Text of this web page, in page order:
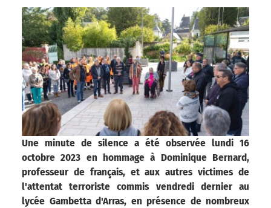
Une minute de silence a été observée lundi 16
octobre 2023 en hommage à Dominique Bernard,
professeur de français, et aux autres victimes de
l'attentat terroriste commis vendredi dernier au
lycée Gambetta d'Arras, en présence de nombreux